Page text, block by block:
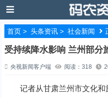
首页> 头条资讯> 社会新闻
受持续降水影响 兰州部分
央视新闻客户端 阅读：318
记者从甘肃兰州市文化和